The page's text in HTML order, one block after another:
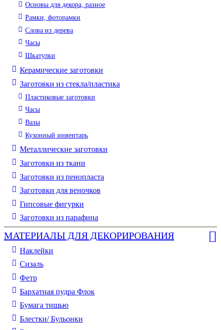
Основы для декора, разное
Рамки, фоторамки
Слова из дерева
Часы
Шкатулки
Керамические заготовки
Заготовки из стекла/пластика
Пластиковые заготовки
Часы
Вазы
Кухонный инвентарь
Металлические заготовки
Заготовки из ткани
Заготовки из пенопласта
Заготовки для веночков
Гипсовые фигурки
Заготовки из парафина
МАТЕРИАЛЫ ДЛЯ ДЕКОРИРОВАНИЯ
Наклейки
Сизаль
Фетр
Бархатная пудра Флок
Бумага тишью
Блестки/ Бульонки